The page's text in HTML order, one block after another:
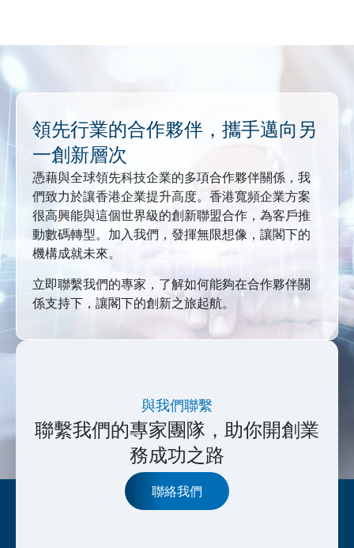
領先行業的合作夥伴，攜手邁向另
一創新層次
憑藉與全球領先科技企業的多項合作夥伴關係，我
們致力於讓香港企業提升高度。香港寬頻企業方案
很高興能與這個世界級的創新聯盟合作，為客戶推
動數碼轉型。加入我們，發揮無限想像，讓閣下的
機構成就未來。
立即聯繫我們的專家，了解如何能夠在合作夥伴關
係支持下，讓閣下的創新之旅起航。
與我們聯繫
聯繫我們的專家團隊，助你開創業
務成功之路
聯絡我們